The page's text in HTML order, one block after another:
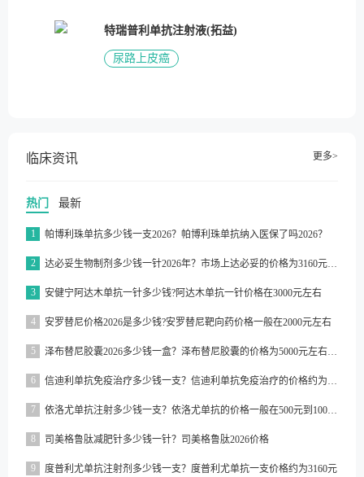
特瑞普利单抗注射液(拓益)
尿路上皮癌
临床资讯 更多>
热门 最新
1 帕博利珠单抗多少钱一支2026？帕博利珠单抗纳入医保了吗2026？
2 达必妥生物制剂多少钱一针2026年？市场上达必妥的价格为3160元/支左右
3 安健宁阿达木单抗一针多少钱?阿达木单抗一针价格在3000元左右
4 安罗替尼价格2026是多少钱?安罗替尼靶向药价格一般在2000元左右
5 泽布替尼胶囊2026多少钱一盒？泽布替尼胶囊的价格为5000元左右一盒
6 信迪利单抗免疫治疗多少钱一支？信迪利单抗免疫治疗的价格约为2843元一支
7 依洛尤单抗注射多少钱一支？依洛尤单抗的价格一般在500元到1000元之间一支
8 司美格鲁肽减肥针多少钱一针？司美格鲁肽2026价格
9 度普利尤单抗注射剂多少钱一支？度普利尤单抗一支价格约为3160元